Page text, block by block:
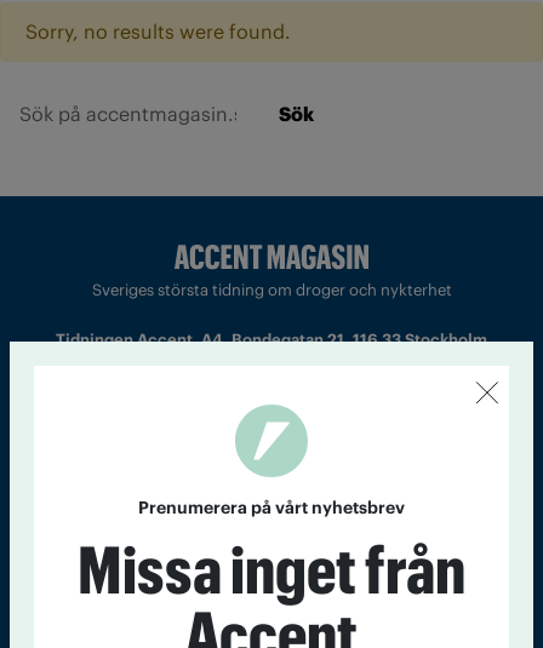
Sorry, no results were found.
Sök
Sveriges största tidning om droger och nykterhet
Tidningen Accent, A4, Bondegatan 21, 116 33 Stockholm
Chefredaktör och ansvarig utgivare: Barbro Janson Lundkvist,
barbro@a4.se.
Kontakt Om Tidningen Tidningsarkiv In English
Prenumerera på vårt nyhetsbrev
Missa inget från